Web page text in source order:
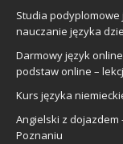
Studia
nauczanie języka
Darmowy język
podstaw online –
Kurs języka
Angielski z
Poznaniu